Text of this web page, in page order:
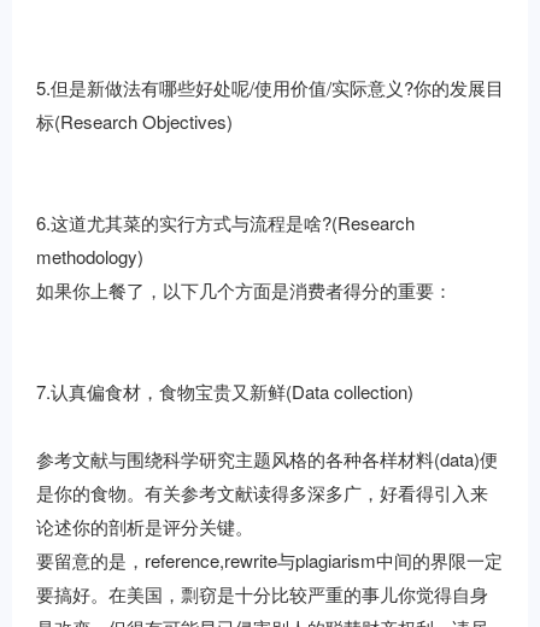
5.但是新做法有哪些好处呢/使用价值/实际意义?你的发展目
标(Research Objectives)
6.这道尤其菜的实行方式与流程是啥?(Research
methodology)
如果你上餐了，以下几个方面是消费者得分的重要：
7.认真偏食材，食物宝贵又新鲜(Data collection)
参考文献与围绕科学研究主题风格的各种各样材料(data)便
是你的食物。有关参考文献读得多深多广，好看得引入来
论述你的剖析是评分关键。
要留意的是，reference,rewrite与plagiarism中间的界限一定
要搞好。在美国，剽窃是十分比较严重的事儿你觉得自身